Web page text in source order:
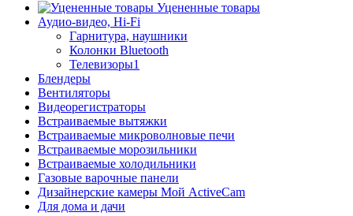
Уцененные товары
Аудио-видео, Hi-Fi
Гарнитура, наушники
Колонки Bluetooth
Телевизоры1
Блендеры
Вентиляторы
Видеорегистраторы
Встраиваемые вытяжки
Встраиваемые микроволновые печи
Встраиваемые морозильники
Встраиваемые холодильники
Газовые варочные панели
Дизайнерские камеры Мой ActiveCam
Для дома и дачи